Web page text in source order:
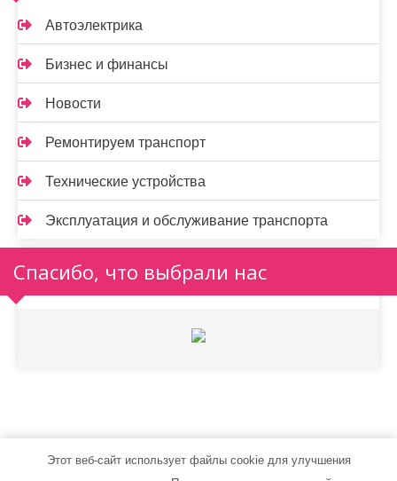
Автоэлектрика
Бизнес и финансы
Новости
Ремонтируем транспорт
Технические устройства
Эксплуатация и обслуживание транспорта
Спасибо, что выбрали нас
autostylent.ru - Работает на WordPress
Этот веб-сайт использует файлы cookie для улучшения